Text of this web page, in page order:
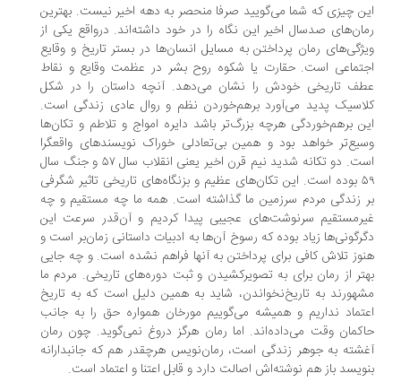
چیزی که شما می‌گویید صرفا منحصر به دهه‌ اخیر نیست. بهترین
صدسال اخیر این نگاه را در خود داشته‌اند. درواقع یکی از
رمان پرداختن به مسایل انسان‌ها در بستر تاریخ و وقایع
است. حقارت یا شکوه روح بشر در عظمت وقایع و نقاط
تاریخی خودش را نشان می‌دهد. آنچه داستان را در شکل
پدید می‌آورد برهم‌خوردن نظم و روال عادی زندگی است.
برهم‌خوردگی هرچه بزرگ‌تر باشد دایره‌ امواج و تلاطم و تکان‌ها
خواهد بود و همین بی‌تعادلی خوراک نویسندهای واقعگرا
است. دو تکانه‌ شدید نیم قرن اخیر یعنی انقلاب سال ۵۷ و جنگ سال
۵۹ بوده است. این تکان‌های عظیم و بزنگاه‌های تاریخی تاثیر شگرفی
زندگی مردم سرزمین ما گذاشته است. همه‌ ما چه مستقیم و چه
سرنوشت‌های عجیبی پیدا کردیم و آن‌قدر سرعت این
زیاد بوده که رسوخ آن‌ها به ادبیات داستانی زمان‌بر است و
تلاش کافی برای پرداختن به آنها فراهم نشده است. و چه جایی
از رمان برای به تصویرکشیدن و ثبت دوره‌های تاریخی. مردم ما
به تاریخ‌نخواندن، شاید به همین دلیل است که به تاریخ
نداریم و همیشه می‌گوییم مورخان همواره حق را به جانب
وقت می‌داده‌اند. اما رمان هرگز دروغ نمی‌گوید. چون رمان
به جوهر زندگی است، رمان‌نویس هرچقدر هم که جانبدارانه
باز هم نوشته‌اش اصالت دارد و قابل اعتنا و اعتماد است.